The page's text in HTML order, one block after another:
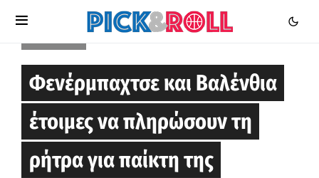
Φενέρμπαχτσε και Βαλένθια
έτοιμες να πληρώσουν τη
ρήτρα για παίκτη της